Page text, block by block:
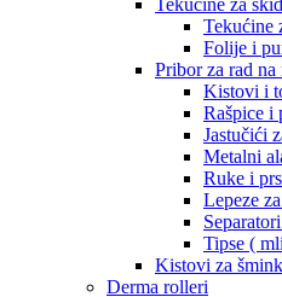
Tekućine za
Tekućine
Folije i
Pribor za rad na
Kistovi i
Rašpice i
Jastučići
Metalni
Ruke i
Lepeze
Tipse (
Kistovi za
Derma rolleri